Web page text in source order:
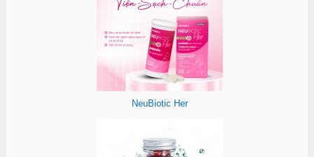
NeuBiotic Her